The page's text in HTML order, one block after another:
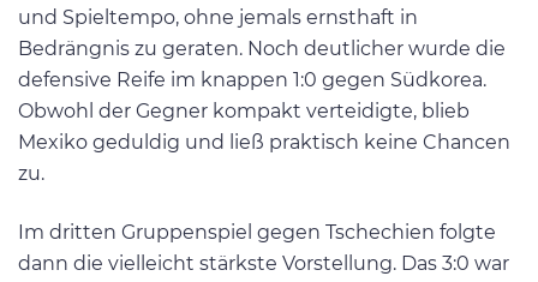
und Spieltempo, ohne jemals ernsthaft in
Bedrängnis zu geraten. Noch deutlicher wurde die
defensive Reife im knappen 1:0 gegen Südkorea.
Obwohl der Gegner kompakt verteidigte, blieb
Mexiko geduldig und ließ praktisch keine Chancen
zu.
Im dritten Gruppenspiel gegen Tschechien folgte
dann die vielleicht stärkste Vorstellung. Das 3:0 war